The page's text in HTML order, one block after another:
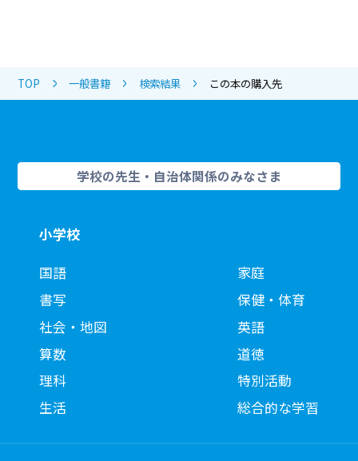
TOP 一般書籍 検索結果 この本の購入先
学校の先生・自治体関係のみなさま
小学校
国語
書写
社会・地図
算数
理科
生活
家庭
保健・体育
英語
道徳
特別活動
総合的な学習